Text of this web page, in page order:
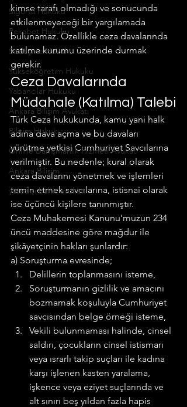
Sigorta Hukuku
Rekabet Hukuku
Sözleşme Hukuku
Yükseköğretim Hukuku
Yabancılar Hukuku
Ankara Bilişim Avukatı
Bilişim Hukuku
Online Danışmanlık Hizmeti Avukat
Ankara Bilişim
yasadışı bahis avukatı
kimse tarafı olmadığı ve sonucunda
etkilenmeyeceği bir yargılamada
bulunamaz. Özellikle ceza davalarında
katılma kurumu üzerinde durmak
gerekir.
Ceza Davalarında
Müdahale (Katılma) Talebi
Türk Ceza hukukunda, kamu yani halk
adına dava açma ve bu davaları
yürütme yetkisi Cumhuriyet Savcılarına
verilmiştir. Bu nedenle; kural olarak
ceza davalarını yönetmek ve işlemleri
temin etmek savcılarına, istisnai olarak
ise üçüncü kişilere tanınmıştır.
Ceza Muhakemesi Kanunu’muzun 234
üncü maddesine göre mağdur ile
şikâyetçinin hakları şunlardır:
a) Soruşturma evresinde;
Delillerin toplanmasını isteme,
Soruşturmanın gizlilik ve amacını
bozmamak koşuluyla Cumhuriyet
savcısından belge örneği isteme,
Vekili bulunmaması halinde, cinsel
saldırı, çocukların cinsel istismarı
veya ısrarlı takip suçları ile kadına
karşı işlenen kasten yaralama,
işkence veya eziyet suçlarında ve
alt sınırı beş yıldan fazla hapis